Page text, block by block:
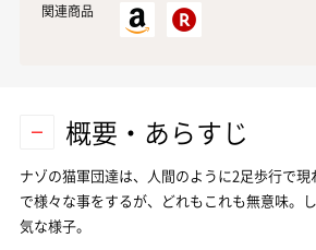
関連商品
概要・あらすじ
ナゾの猫軍団達は、人間のように2足歩行で
で様々な事をするが、どれもこれも無意味。
気な様子。